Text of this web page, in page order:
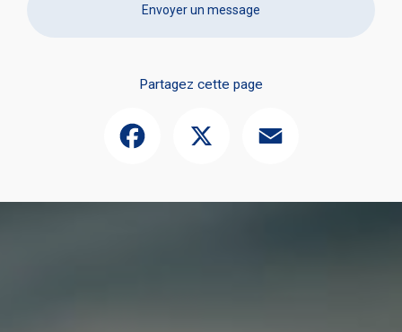
Envoyer un message
Partagez cette page